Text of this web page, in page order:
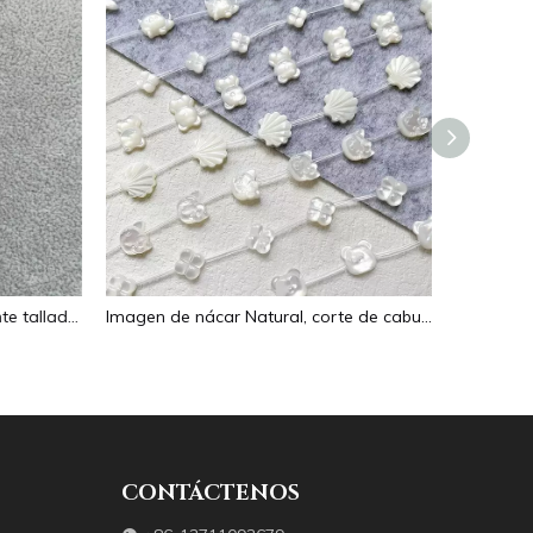
Collar de nácar Natural, colgante tallado en forma ovalada para mujer, joyería, diseño de imagen, diseño de flor de cara en relieve Imagen de nácar Natural, corte de cabujón ovalado en relieve para colgante, diseño de incrustaciones, concha negra, fabricación de collares para mujer
CONTÁCTENOS